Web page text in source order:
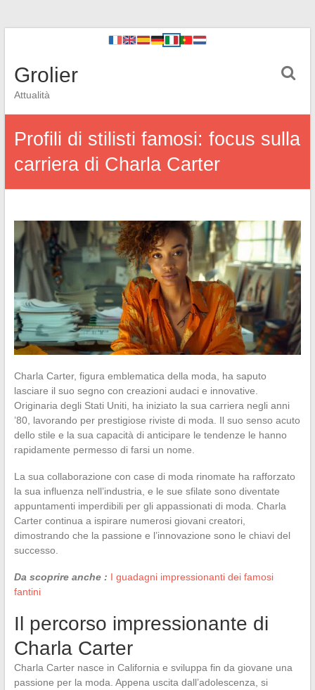
Grolier
Attualità
Profili di stilisti famosi: focus sulla
carriera di Charla Carter
Charla Carter, figura emblematica della moda, ha saputo
lasciare il suo segno con creazioni audaci e innovative.
Originaria degli Stati Uniti, ha iniziato la sua carriera negli anni
’80, lavorando per prestigiose riviste di moda. Il suo senso acuto
dello stile e la sua capacità di anticipare le tendenze le hanno
rapidamente permesso di farsi un nome.
La sua collaborazione con case di moda rinomate ha rafforzato
la sua influenza nell’industria, e le sue sfilate sono diventate
appuntamenti imperdibili per gli appassionati di moda. Charla
Carter continua a ispirare numerosi giovani creatori,
dimostrando che la passione e l’innovazione sono le chiavi del
successo.
Da scoprire anche : I guadagni impressionanti dei famosi
fantini
Il percorso impressionante di
Charla Carter
Charla Carter nasce in California e sviluppa fin da giovane una
passione per la moda. Appena uscita dall’adolescenza, si